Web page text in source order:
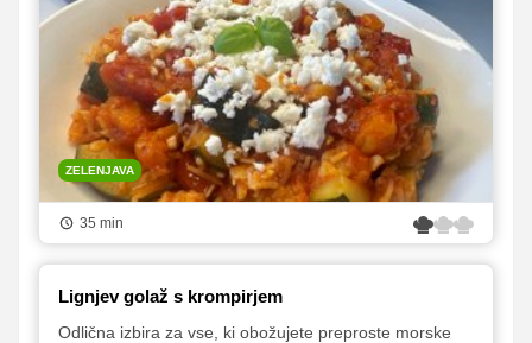
ZELENJAVA
35 min
Lignjev golaž s krompirjem
Odlična izbira za vse, ki obožujete preproste morske